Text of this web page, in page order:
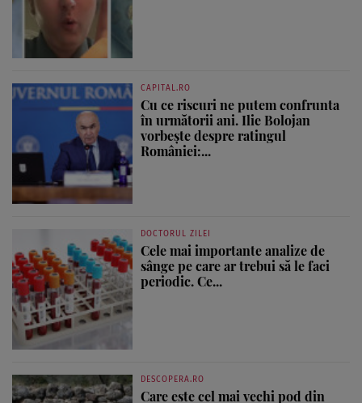
CAPITAL.RO
Cu ce riscuri ne putem confrunta
în următorii ani. Ilie Bolojan
vorbește despre ratingul
României:...
DOCTORUL ZILEI
Cele mai importante analize de
sânge pe care ar trebui să le faci
periodic. Ce...
DESCOPERA.RO
Care este cel mai vechi pod din